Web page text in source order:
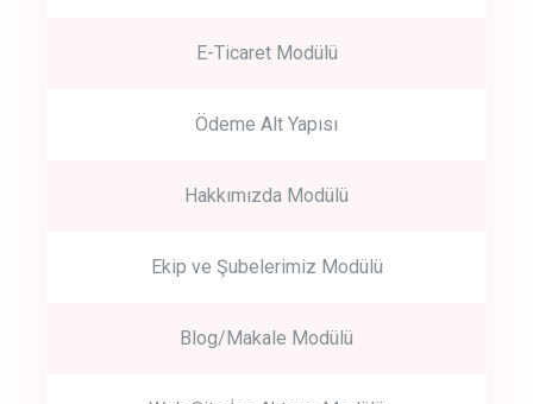
E-Ticaret Modülü
Ödeme Alt Yapısı
Hakkımızda Modülü
Ekip ve Şubelerimiz Modülü
Blog/Makale Modülü